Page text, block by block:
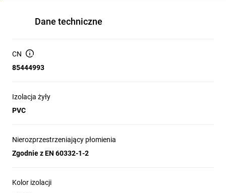
Dane techniczne
CN
85444993
Izolacja żyły
PVC
Nierozprzestrzeniający płomienia
Zgodnie z EN 60332-1-2
Kolor izolacji